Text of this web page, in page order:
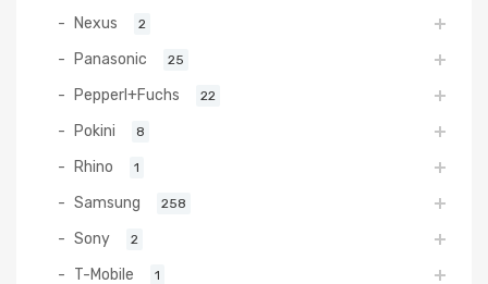
Nexus 2
Panasonic 25
Pepperl+Fuchs 22
Pokini 8
Rhino 1
Samsung 258
Sony 2
T-Mobile 1